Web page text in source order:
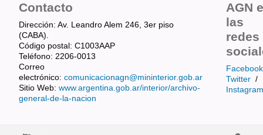
Contacto
Dirección: Av. Leandro Alem 246, 3er piso
(CABA).
Código postal: C1003AAP
Teléfono: 2206-0013
Correo
electrónico: comunicacionagn@mininterior.gob.ar
Sitio Web: www.argentina.gob.ar/interior/archivo-
general-de-la-nacion
AGN
las
redes
Facebook
Twitter /
Instagram